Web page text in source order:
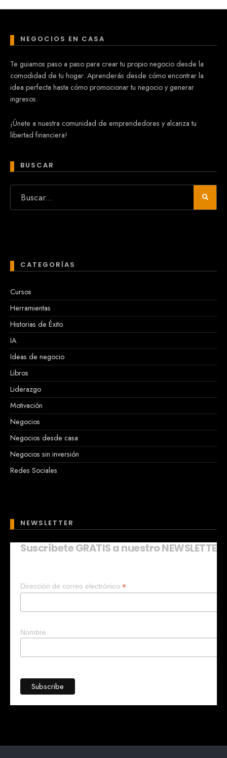
NEGOCIOS EN CASA
Te guiamos paso a paso para crear tu propio negocio desde la
comodidad de tu hogar. Aprenderás desde cómo encontrar la
idea perfecta hasta cómo promocionar tu negocio y generar
ingresos.
¡Únete a nuestra comunidad de emprendedores y alcanza tu
libertad financiera!
BUSCAR
CATEGORÍAS
Cursos
Herramientas
Historias de Éxito
IA
Ideas de negocio
Libros
Liderazgo
Motivación
Negocios
Negocios desde casa
Negocios sin inversión
Redes Sociales
NEWSLETTER
Suscríbete GRATIS a nuestro NEWSLETTER
Dirección de correo electrónico *
Nombre
¿Quieres que te ayude a crear un